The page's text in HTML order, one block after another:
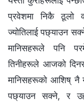
प्रवेशमा निकै ठूलो
ज्योतिलाई पछ्याउन
मानिसहरूले पनि
तिनीहरूले आजको
मानिसहरूको आशिष्‌ नै
पछ्याउन सक्‍ने, र